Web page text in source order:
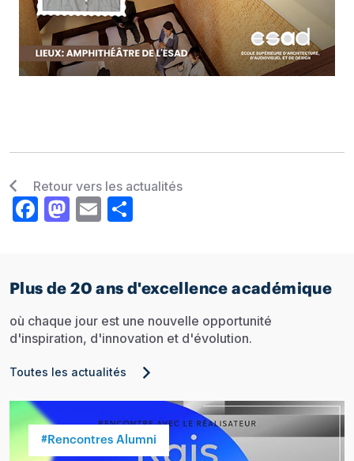
Retour vers les actualités
Facebook
Mastodon
Email
Plus de 20 ans d'excellence académique
où chaque jour est une nouvelle opportunité
d'inspiration, d'innovation et d'évolution.
Toutes les actualités
#Rencontres Alumni